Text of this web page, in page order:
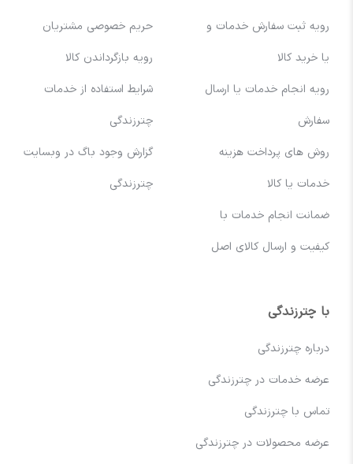
رویه ثبت سفارش خدمات و
یا خرید کالا
رویه انجام خدمات یا ارسال
سفارش
روش های پرداخت هزینه
خدمات یا کالا
ضمانت انجام خدمات با
کیفیت و ارسال کالای اصل
حریم خصوصی مشتریان
رویه بازگرداندن کالا
شرایط استفاده از خدمات
چترزندگی
گزارش وجود باگ در وبسایت
چترزندگی
با چترزندگی
درباره چترزندگی
عرضه خدمات در چترزندگی
تماس با چترزندگی
عرضه محصولات در چترزندگی